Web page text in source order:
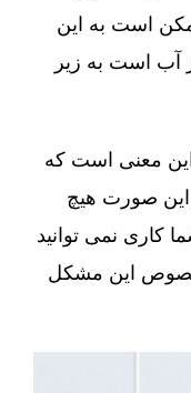
است به این
آب است به زیر
معنی است که
این صورت هیچ
کاری نمی توانید
مخصوص این مشکل